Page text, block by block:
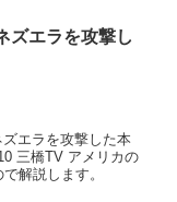
ズエラを攻撃し
エラを攻撃した本
三橋TV アメリカの
解説します。